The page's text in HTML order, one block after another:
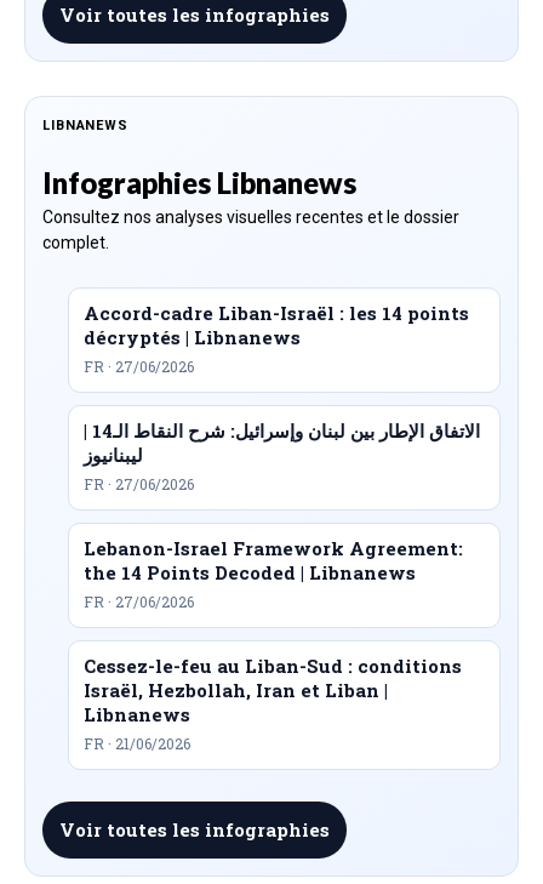
Voir toutes les infographies
LIBNANEWS
Infographies Libnanews
Consultez nos analyses visuelles recentes et le dossier
complet.
Accord-cadre Liban-Israël : les 14 points
décryptés | Libnanews
FR · 27/06/2026
الاتفاق الإطار بين لبنان وإسرائيل: شرح النقاط الـ14 |
ليبنانيوز
FR · 27/06/2026
Lebanon-Israel Framework Agreement:
the 14 Points Decoded | Libnanews
FR · 27/06/2026
Cessez-le-feu au Liban-Sud : conditions
Israël, Hezbollah, Iran et Liban |
Libnanews
FR · 21/06/2026
Voir toutes les infographies